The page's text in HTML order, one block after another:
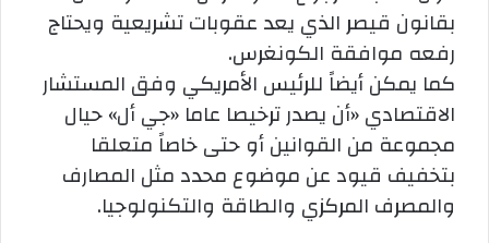
بقانون قيصر الذي يعد عقوبات تشريعية ويحتاج
رفعه موافقة الكونغرس.
كما يمكن أيضاً للرئيس الأمريكي وفق المستشار
الاقتصادي «أن يصدر ترخيصا عاما «جي أل» حيال
مجموعة من القوانين أو حتى خاصاً متعلقا
بتخفيف قيود عن موضوع محدد مثل المصارف
والمصرف المركزي والطاقة والتكنولوجيا.